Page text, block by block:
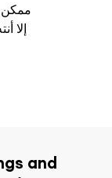
ممكن
إلا
and